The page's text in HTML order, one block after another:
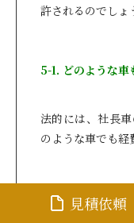
見積依頼
許されるのでしょ
5-1. どのような車
法的には、社長
のような車でも経
しかし場合によ